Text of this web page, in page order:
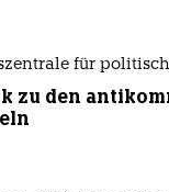
für
zu den